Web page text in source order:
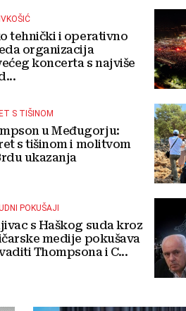
tehnički i operativno
organizacija
koncerta s najviše
S TIŠINOM
u Međugorju:
s tišinom i molitvom
ukazanja
POKUŠAJI
s Haškog suda kroz
medije pokušava
Thompsona i C...